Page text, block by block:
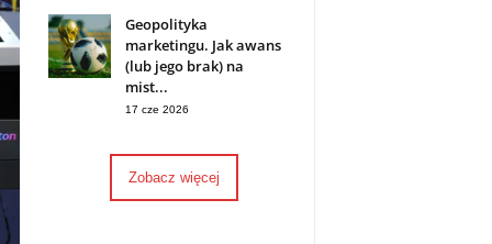
Geopolityka
marketingu. Jak awans
(lub jego brak) na
mist...
17 cze 2026
Zobacz więcej